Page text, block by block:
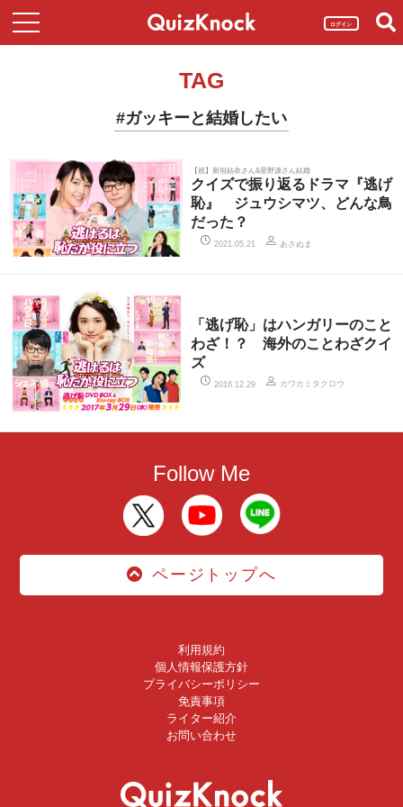
ログイン
TAG
#ガッキーと結婚したい
【祝】新垣結衣さん&星野源さん結婚
クイズで振り返るドラマ『逃げ
恥』 ジュウシマツ、どんな鳥
だった？
2021.05.21 あさぬま
「逃げ恥」はハンガリーのこと
わざ！？ 海外のことわざクイ
ズ
2016.12.29 カワカミタクロウ
Follow Me
ページトップへ
利用規約
個人情報保護方針
プライバシーポリシー
免責事項
ライター紹介
お問い合わせ